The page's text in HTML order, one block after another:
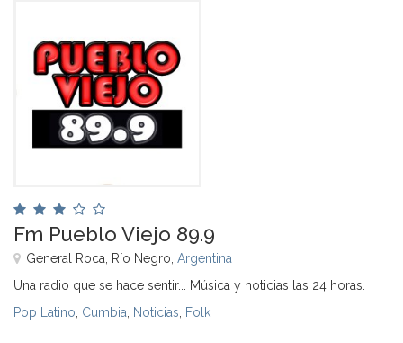
Fm Pueblo Viejo 89.9
General Roca, Río Negro, Argentina
Una radio que se hace sentir... Música y noticias las 24 horas.
Pop Latino Cumbia Noticias Folk